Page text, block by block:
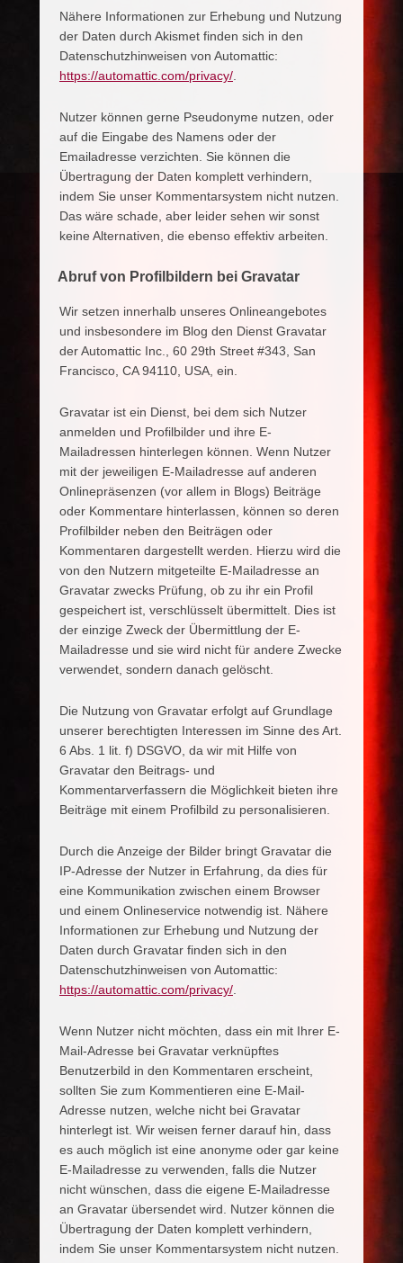
Nähere Informationen zur Erhebung und Nutzung
der Daten durch Akismet finden sich in den
Datenschutzhinweisen von Automattic:
https://automattic.com/privacy/
Nutzer können gerne Pseudonyme nutzen, oder
auf die Eingabe des Namens oder der
Emailadresse verzichten. Sie können die
Übertragung der Daten komplett verhindern,
indem Sie unser Kommentarsystem nicht nutzen.
Das wäre schade, aber leider sehen wir sonst
keine Alternativen, die ebenso effektiv arbeiten.
Abruf von Profilbildern bei Gravatar
Wir setzen innerhalb unseres Onlineangebotes
und insbesondere im Blog den Dienst Gravatar
der Automattic Inc., 60 29th Street #343, San
Francisco, CA 94110, USA, ein.
Gravatar ist ein Dienst, bei dem sich Nutzer
anmelden und Profilbilder und ihre E-
Mailadressen hinterlegen können. Wenn Nutzer
mit der jeweiligen E-Mailadresse auf anderen
Onlinepräsenzen (vor allem in Blogs) Beiträge
oder Kommentare hinterlassen, können so deren
Profilbilder neben den Beiträgen oder
Kommentaren dargestellt werden. Hierzu wird die
von den Nutzern mitgeteilte E-Mailadresse an
Gravatar zwecks Prüfung, ob zu ihr ein Profil
gespeichert ist, verschlüsselt übermittelt. Dies ist
der einzige Zweck der Übermittlung der E-
Mailadresse und sie wird nicht für andere Zwecke
verwendet, sondern danach gelöscht.
Die Nutzung von Gravatar erfolgt auf Grundlage
unserer berechtigten Interessen im Sinne des Art.
6 Abs. 1 lit. f) DSGVO, da wir mit Hilfe von
Gravatar den Beitrags- und
Kommentarverfassern die Möglichkeit bieten ihre
Beiträge mit einem Profilbild zu personalisieren.
Durch die Anzeige der Bilder bringt Gravatar die
IP-Adresse der Nutzer in Erfahrung, da dies für
eine Kommunikation zwischen einem Browser
und einem Onlineservice notwendig ist. Nähere
Informationen zur Erhebung und Nutzung der
Daten durch Gravatar finden sich in den
Datenschutzhinweisen von Automattic:
https://automattic.com/privacy/
Wenn Nutzer nicht möchten, dass ein mit Ihrer E-
Mail-Adresse bei Gravatar verknüpftes
Benutzerbild in den Kommentaren erscheint,
sollten Sie zum Kommentieren eine E-Mail-
Adresse nutzen, welche nicht bei Gravatar
hinterlegt ist. Wir weisen ferner darauf hin, dass
es auch möglich ist eine anonyme oder gar keine
E-Mailadresse zu verwenden, falls die Nutzer
nicht wünschen, dass die eigene E-Mailadresse
an Gravatar übersendet wird. Nutzer können die
Übertragung der Daten komplett verhindern,
indem Sie unser Kommentarsystem nicht nutzen.